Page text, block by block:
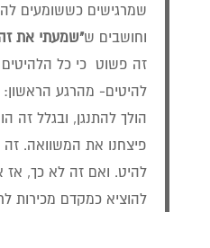
שמרגישים כששומעים
וחושבים ש"שמעתי את
זה פשוט כי כל הלהיטים
להיטים- מהרגע הראשון:
הולך להתנגן, ובגלל זה
פיצחנו את המשוואה. זה
להיט. ואם זה לא כך, אז
להוציא כמקדם מכירות